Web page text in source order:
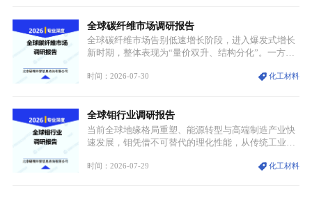
型为新能源核心战略矿产，全球产业形成“印尼掌控
资源与产能、中国主导消费与技术、工艺向低碳湿法
迭代、再生镍加速补位”的全新格局。
全球碳纤维市场调研报告
全球碳纤维市场告别低速增长阶段，进入爆发式增长
新时期，整体表现为“量价双升、结构分化”。一方面
持续扩张；另一方面产品、需求、应用场景呈现明显
体规模扩张，高附加值领域与规模化工业应用形成两
大独立增长体系。
时间：2026-07-30 化工材料
全球钼行业调研报告
当前全球地缘格局重塑、能源转型与高端制造产业快
速发展，钼凭借不可替代的理化性能，从传统工业金
需格局重构、价值体系重估的新阶段。钼是典型难熔
时间：2026-07-29 化工材料